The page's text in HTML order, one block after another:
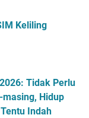
Keliling
Tidak Perlu
Hidup
Indah